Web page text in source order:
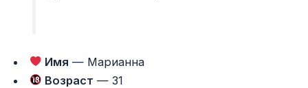
Имя — Марианна
Возраст — 31